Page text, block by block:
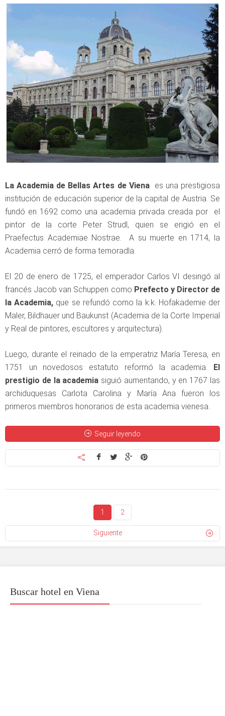
La Academia de Bellas Artes de Vienaes una prestigiosa
institución de educación superior de la capital de Austria. Se
fundó en 1692 como una academia privada creada por el
pintor de la corte Peter Strudl, quien se erigió en el
Praefectus Academiae Nostrae. A su muerte en 1714, la
Academia cerró de forma temoradla.
El 20 de enero de 1725, el emperador Carlos VI desingó al
francés Jacob van Schuppen como Prefecto y Director de
la Academia, que se refundó como la k.k. Hofakademie der
Maler, Bildhauer und Baukunst (Academia de la Corte Imperial
y Real de pintores, escultores y arquitectura).
Luego, durante el reinado de la emperatriz María Teresa, en
1751 un novedosos estatuto reformó la academia. El
prestigio de la academia siguió aumentando, y en 1767 las
archiduquesas Carlota Carolina y María Ana fueron los
primeros miembros honorarios de esta academia vienesa.
Seguir leyendo
1 2
Siguiente
Buscar hotel en Viena